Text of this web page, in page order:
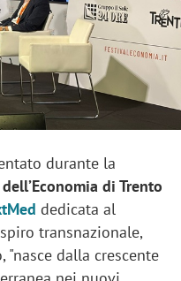
durante la
di Trento
dedicata al
transnazionale,
dalla crescente